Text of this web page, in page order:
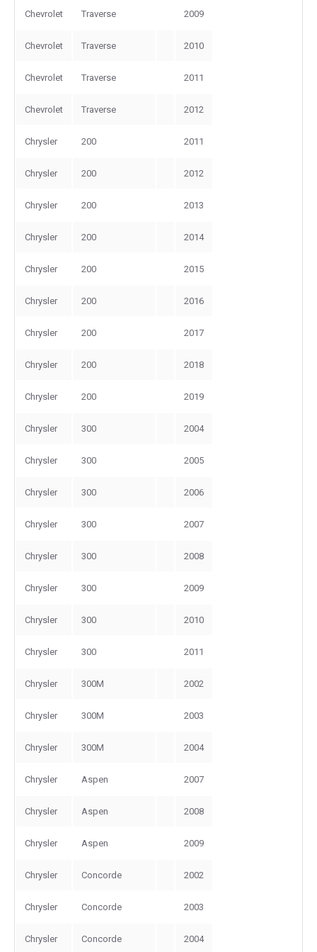
Chevrolet Traverse 2009
Chevrolet Traverse 2010
Chevrolet Traverse 2011
Chevrolet Traverse 2012
Chrysler 200 2011
Chrysler 200 2012
Chrysler 200 2013
Chrysler 200 2014
Chrysler 200 2015
Chrysler 200 2016
Chrysler 200 2017
Chrysler 200 2018
Chrysler 200 2019
Chrysler 300 2004
Chrysler 300 2005
Chrysler 300 2006
Chrysler 300 2007
Chrysler 300 2008
Chrysler 300 2009
Chrysler 300 2010
Chrysler 300 2011
Chrysler 300M 2002
Chrysler 300M 2003
Chrysler 300M 2004
Chrysler Aspen 2007
Chrysler Aspen 2008
Chrysler Aspen 2009
Chrysler Concorde 2002
Chrysler Concorde 2003
Chrysler Concorde 2004